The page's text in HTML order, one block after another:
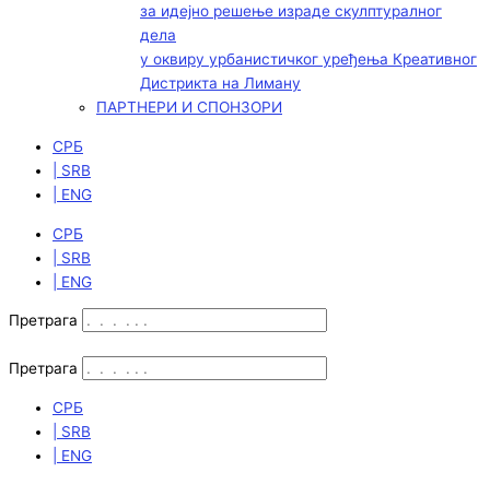
за идејно решење израде скулптуралног
дела
у оквиру урбанистичког уређења Креативног
Дистрикта на Лиману
ПАРТНЕРИ И СПОНЗОРИ
СРБ
| SRB
| ENG
СРБ
| SRB
| ENG
Претрага
Претрага
СРБ
| SRB
| ENG